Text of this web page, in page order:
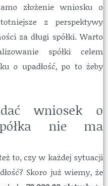
złożenie wniosku o
z perspektywy
za długi spółki. Warto
spółki celem
o upadłość, po to żeby
wniosek o
nie ma
to, czy w każdej sytuacji
Skoro już wiemy, że